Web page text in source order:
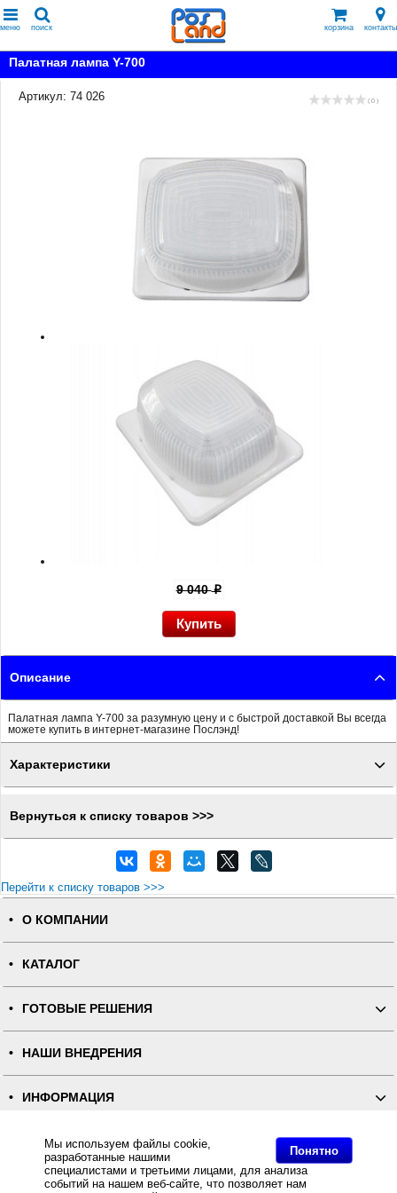
Понятно
Мы используем файлы cookie,
разработанные нашими
специалистами и третьими лицами, для анализа
событий на нашем веб-сайте, что позволяет нам
меню поиск корзина контакты
Палатная лампа Y-700
Артикул: 74 026 ( 0 )
9 040p
Описание
Палатная лампа Y-700 за разумную цену и с быстрой доставкой Вы всегда
можете купить в интернет-магазине Послэнд!
Характеристики
Вернуться к списку товаров >>>
Перейти к списку товаров >>>
О КОМПАНИИ
КАТАЛОГ
ГОТОВЫЕ РЕШЕНИЯ
НАШИ ВНЕДРЕНИЯ
ИНФОРМАЦИЯ
КОНТАКТЫ
ПОЛНАЯ ВЕРСИЯ